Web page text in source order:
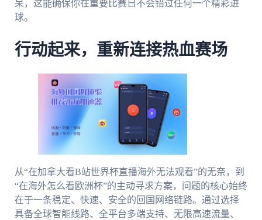
呆，这能确保你在重要比赛日不会错过任何一个精彩进
球。
行动起来，重新连接热血赛场
从“在加拿大看B站世界杯直播海外无法观看”的无奈，到
“在海外怎么看欧洲杯”的主动寻求方案，问题的核心始终
在于一条稳定、快速、安全的回国网络链路。通过选择
具备全球智能线路、全平台多端支持、无限高速流量、